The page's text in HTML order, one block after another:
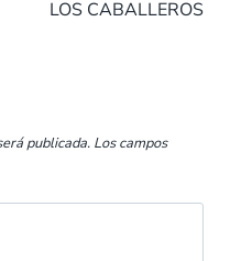
LOS CABALLEROS
publicada. Los campos